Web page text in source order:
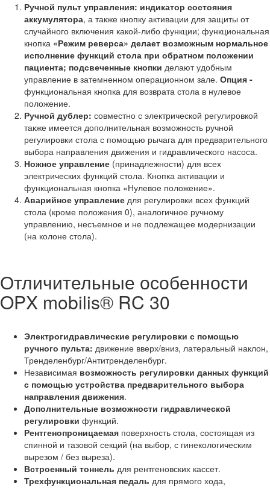
Ручной пульт управления: индикатор состояния
аккумулятора, а также кнопку активации для защиты от
случайного включения какой-либо функции; функциональная
кнопка «Режим реверса» делает возможным нормальное
исполнение функций стола при обратном положении
пациента; подсвеченные кнопки делают удобным
управление в затемненном операционном зале. Опция -
функциональная кнопка для возврата стола в нулевое
положение.
Ручной дублер: совместно с электрической регулировкой
также имеется дополнительная возможность ручной
регулировки стола с помощью рычага для предварительного
выбора направления движения и гидравлического насоса.
Ножное управление (принадлежности) для всех
электрических функций стола. Кнопка активации и
функциональная кнопка «Нулевое положение».
Аварийное управление для регулировки всех функций
стола (кроме положения 0), аналогичное ручному
управлению, несъемное и не подлежащее модернизации
(на колоне стола).
Отличительные особенности
OPX mobilis® RC 30
Электрогидравлические регулировки с помощью
ручного пульта: движение вверх/вниз, латеральный наклон,
Тренделенбург/Антитренделенбург.
Независимая возможность регулировки данных функций
с помощью устройства предварительного выбора
направления движения.
Дополнительные возможности гидравлической
регулировки функций.
Рентгенопроницаемая поверхность стола, состоящая из
спинной и тазовой секций (на выбор, с гинекологическим
вырезом / без выреза).
Встроенный тоннель для рентгеновских кассет.
Трехфункциональная педаль для прямого хода,